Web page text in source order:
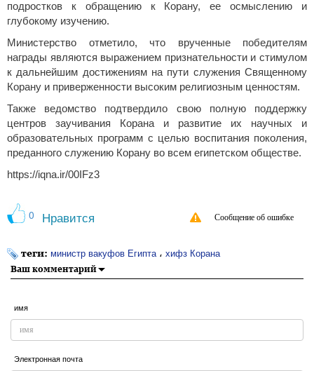
подростков к обращению к Корану, ее осмыслению и
глубокому изучению.
Министерство отметило, что врученные победителям
награды являются выражением признательности и стимулом
к дальнейшим достижениям на пути служения Священному
Корану и приверженности высоким религиозным ценностям.
Также ведомство подтвердило свою полную поддержку
центров заучивания Корана и развитие их научных и
образовательных программ с целью воспитания поколения,
преданного служению Корану во всем египетском обществе.
https://iqna.ir/00IFz3
0 Нравится Сообщение об ошибке
теги: министр вакуфов Египта ، хифз Корана
Ваш комментарий
имя
Электронная почта